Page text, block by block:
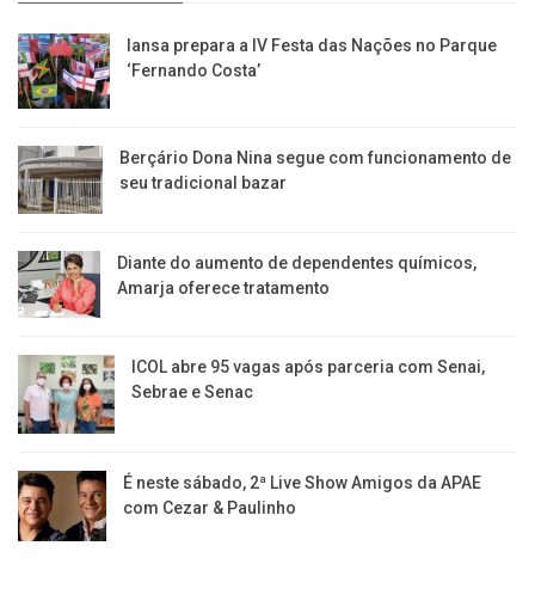
Iansa prepara a IV Festa das Nações no Parque
‘Fernando Costa’
Berçário Dona Nina segue com funcionamento de
seu tradicional bazar
Diante do aumento de dependentes químicos,
Amarja oferece tratamento
ICOL abre 95 vagas após parceria com Senai,
Sebrae e Senac
É neste sábado, 2ª Live Show Amigos da APAE
com Cezar & Paulinho